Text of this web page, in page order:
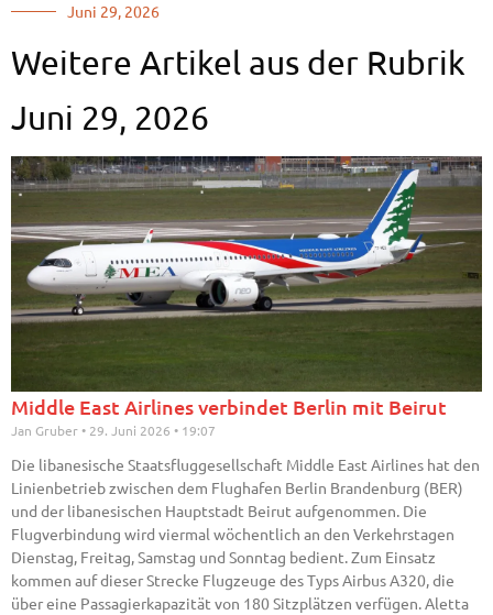
Juni 29, 2026
Weitere Artikel aus der Rubrik
Juni 29, 2026
Middle East Airlines verbindet Berlin mit Beirut
Jan Gruber 29. Juni 2026 19:07
Die libanesische Staatsfluggesellschaft Middle East Airlines hat den
Linienbetrieb zwischen dem Flughafen Berlin Brandenburg (BER)
und der libanesischen Hauptstadt Beirut aufgenommen. Die
Flugverbindung wird viermal wöchentlich an den Verkehrstagen
Dienstag, Freitag, Samstag und Sonntag bedient. Zum Einsatz
kommen auf dieser Strecke Flugzeuge des Typs Airbus A320, die
über eine Passagierkapazität von 180 Sitzplätzen verfügen. Aletta